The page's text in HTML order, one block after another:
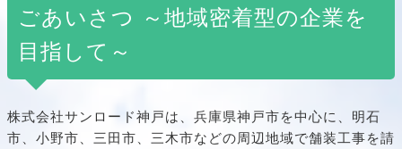
ごあいさつ ～地域密着型の企業を
目指して～
株式会社サンロード神戸は、兵庫県神戸市を中心に、明石
市、小野市、三田市、三木市などの周辺地域で舗装工事を請